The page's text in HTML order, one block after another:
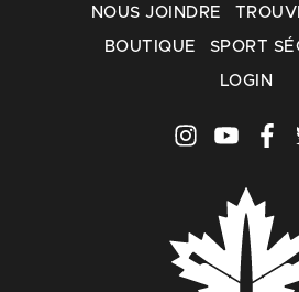
NOUS JOINDRE
BOUTIQUE SPORT
LOGIN